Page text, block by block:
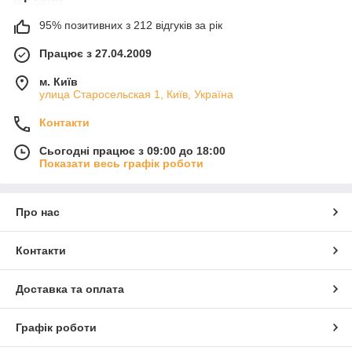
95% позитивних з 212 відгуків за рік
Працює з 27.04.2009
м. Київ
улица Старосельская 1, Київ, Україна
Контакти
Сьогодні працює з 09:00 до 18:00
Показати весь графік роботи
Про нас
Контакти
Доставка та оплата
Графік роботи